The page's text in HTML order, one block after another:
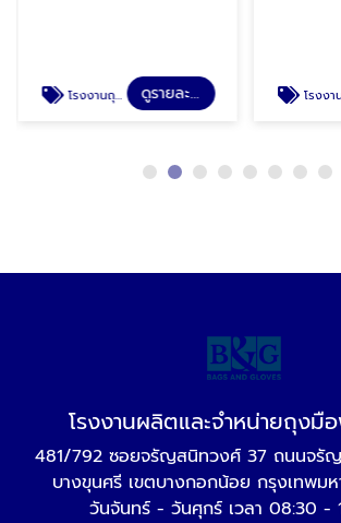
โรงงานถุงมือพลาสติก ดูรายละเอียด โรงงานผลิตพลาสติกกั
โรงงานผลิตและจำหน่ายถุงมื
481/792 ซอยจรัญสนิทวงศ์ 37 ถนนจรั
บางขุนศรี เขตบางกอกน้อย กรุงเทพม
วันจันทร์ - วันศุกร์ เวลา 08:30 -